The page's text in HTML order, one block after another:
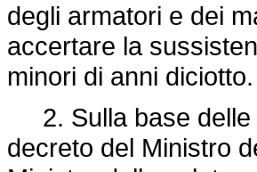
degli armatori e dei
accertare la
minori di anni diciotto.
2. Sulla base delle
decreto del Ministro